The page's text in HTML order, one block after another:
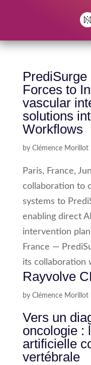
Forces to
vascular
solutions
Workflows
by Clémence Morillot|
Paris, France,
collaboration to
systems to
enabling direct
intervention
France —
its collaboration
Rayvolve
by Clémence Morillot|
Vers un
oncologie :
artificielle
vertébrale